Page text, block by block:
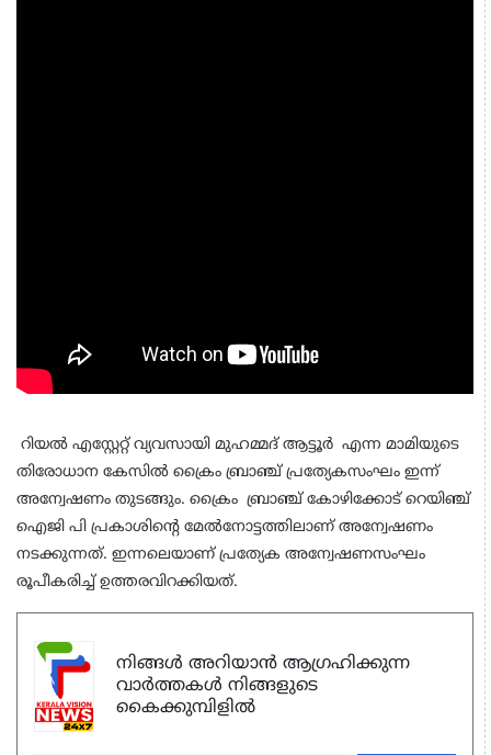
റിയല്‍ എസ്റ്റേറ്റ് വ്യവസായി മുഹമ്മദ് ആട്ടൂര്‍ എന്ന മാമിയുടെ
തിരോധാന കേസില്‍ ക്രൈം ബ്രാഞ്ച് പ്രത്യേകസംഘം ഇന്ന്
അന്വേഷണം തുടങ്ങും. ക്രൈം ബ്രാഞ്ച് കോഴിക്കോട് റെയിഞ്ച്
ഐജി പി പ്രകാശിന്റെ മേല്‍നോട്ടത്തിലാണ് അന്വേഷണം
നടക്കുന്നത്. ഇന്നലെയാണ് പ്രത്യേക അന്വേഷണസംഘം
രൂപീകരിച്ച് ഉത്തരവിറക്കിയത്.
നിങ്ങൾ അറിയാൻ ആഗ്രഹിക്കുന്ന
വാർത്തകൾ നിങ്ങളുടെ
കൈക്കുമ്പിളിൽ